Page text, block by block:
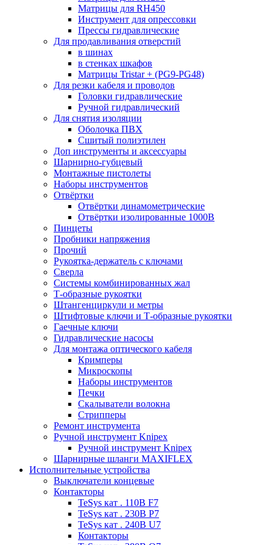
Матрицы для RH450
Инструмент для опрессовки
Прессы гидравлические
Для продавливания отверстий
в шинах
в стенках шкафов
Матрицы Tristar + (PG9-PG48)
Для резки кабеля и проводов
Головки гидравлические
Ручной гидравлический
Для снятия изоляции
Оболочка ПВХ
Сшитый полиэтилен
Доп инструменты и аксессуары
Шарнирно-губцевый
Монтажные пистолеты
Наборы инструментов
Отвёртки
Отвёртки динамометрические
Отвёртки изолированные 1000В
Пинцеты
Пробники напряжения
Прочий
Рукоятка-держатель с ключами
Сверла
Системы комбинированных жал
Т-образные рукоятки
Штангенциркули и метры
Штифтовые ключи и Т-образные рукоятки
Гаечные ключи
Гидравлические насосы
Для монтажа оптического кабеля
Кримперы
Микроскопы
Наборы инструментов
Печки
Скалыватели волокна
Стрипперы
Ремонт инструмента
Ручной инструмент Knipex
Ручной инструмент Knipex
Шарнирные шланги MAXIFLEX
Исполнительные устройства
Выключатели концевые
Контакторы
TeSys кат . 110В F7
TeSys кат . 230В P7
TeSys кат . 240В U7
Контакторы